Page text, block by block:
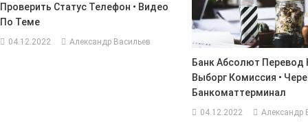
Проверить Статус Телефон • Видео
По Теме
04.12.2022 Александр Васильев
Банк Абсолют Перевод
Выборг Комиссия •
Банкоматтерминал
04.12.2022 Александр